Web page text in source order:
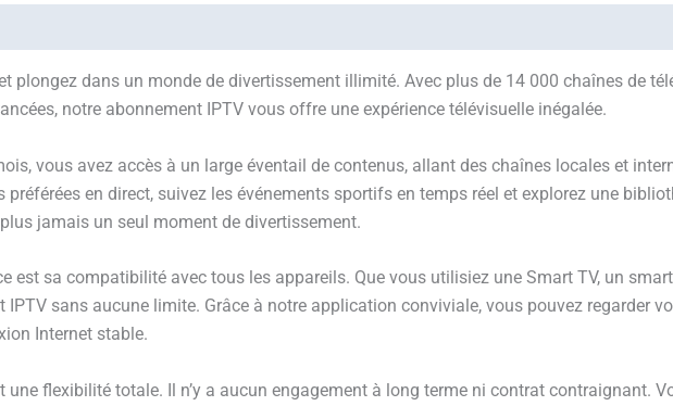
plongez dans un monde de divertissement illimité. Avec plus de 14 000 chaînes de
notre abonnement IPTV vous offre une expérience télévisuelle inégalée.
vous avez accès à un large éventail de contenus, allant des chaînes locales et
en direct, suivez les événements sportifs en temps réel et explorez une
jamais un seul moment de divertissement.
est sa compatibilité avec tous les appareils. Que vous utilisiez une Smart TV, un
sans aucune limite. Grâce à notre application conviviale, vous pouvez regarder
Internet stable.
flexibilité totale. Il n’y a aucun engagement à long terme ni contrat contraignant.